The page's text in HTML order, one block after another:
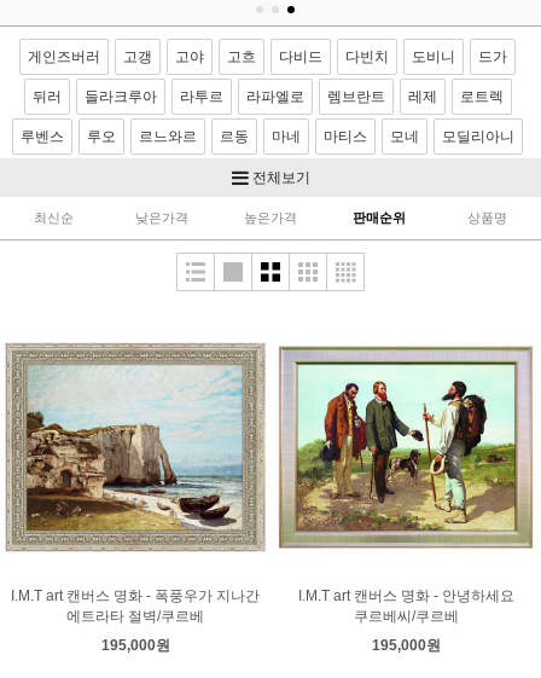
게인즈버러 고갱 고야 고흐 다비드 다빈치 도비니 드가
뒤러 들라크루아 라투르 라파엘로 렘브란트 레제 로트렉
루벤스 루오 르느와르 르동 마네 마티스 모네 모딜리아니
미켈란젤로
벨라스케스 보티첼리 부셰 브론치노 브뢰겔 사전트
소로야 쇠라 스텁스 시냑
에곤쉴레 엘그레코 와토
컨스터블 코로 쿠르베
티치아노 팡탱 라투르 푸생 프라고나르 프리드리히 피사로
하예츠 호머 호베마 호쿠사이 기타 화가 이요한성화
전체보기
최신순 낮은가격 높은가격 판매순위 상품명
I.M.T art 캔버스 명화 - 폭풍우가 지나간
에트라타 절벽/쿠르베
195,000원
I.M.T art 캔버스 명화 - 안녕하세요
쿠르베씨/쿠르베
195,000원